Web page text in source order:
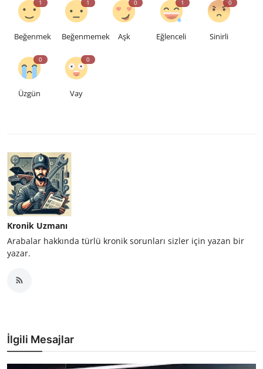
1
Beğenmek
1
Beğenmemek
0
Aşk
1
Eğlenceli
0
Sinirli
0
Üzgün
0
Vay
Kronik Uzmanı
Arabalar hakkında türlü kronik sorunları sizler için yazan bir
yazar.
İlgili Mesajlar